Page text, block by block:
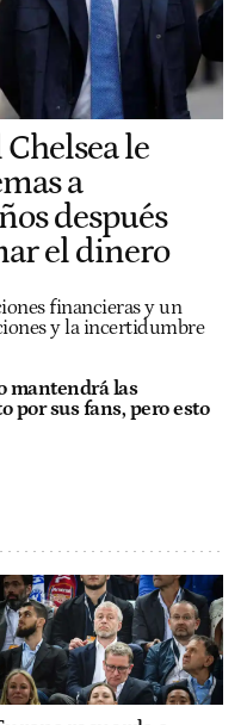
le
a
después
el dinero
financieras y un
y la incertidumbre
mantendrá las
por sus fans, pero esto